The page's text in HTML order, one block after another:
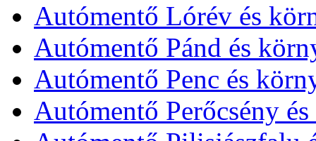
Autómentő Lórév és
Autómentő Pánd és
Autómentő Penc és
Autómentő Perőcsény